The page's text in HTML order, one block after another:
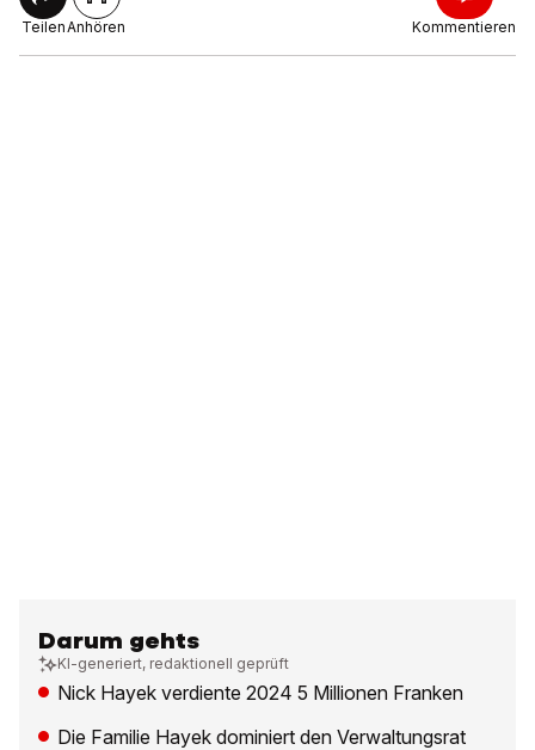
TeilenAnhören Kommentieren
Darum gehts
KI-generiert, redaktionell geprüft
Nick Hayek verdiente 2024 5 Millionen Franken
Die Familie Hayek dominiert den Verwaltungsrat